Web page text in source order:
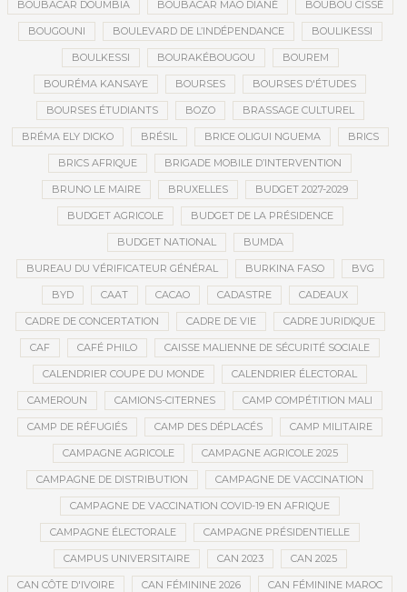
BOUBACAR DOUMBIA BOUBACAR MAO DIANÉ BOUBOU CISSÉ
BOUGOUNI BOULEVARD DE L’INDÉPENDANCE BOULIKESSI
BOULKESSI BOURAKÉBOUGOU BOUREM
BOURÉMA KANSAYE BOURSES BOURSES D'ÉTUDES
BOURSES ÉTUDIANTS BOZO BRASSAGE CULTUREL
BRÉMA ELY DICKO BRÉSIL BRICE OLIGUI NGUEMA BRICS
BRICS AFRIQUE BRIGADE MOBILE D’INTERVENTION
BRUNO LE MAIRE BRUXELLES BUDGET 2027-2029
BUDGET AGRICOLE BUDGET DE LA PRÉSIDENCE
BUDGET NATIONAL BUMDA
BUREAU DU VÉRIFICATEUR GÉNÉRAL BURKINA FASO BVG
BYD CAAT CACAO CADASTRE CADEAUX
CADRE DE CONCERTATION CADRE DE VIE CADRE JURIDIQUE
CAF CAFÉ PHILO CAISSE MALIENNE DE SÉCURITÉ SOCIALE
CALENDRIER COUPE DU MONDE CALENDRIER ÉLECTORAL
CAMEROUN CAMIONS-CITERNES CAMP COMPÉTITION MALI
CAMP DE RÉFUGIÉS CAMP DES DÉPLACÉS CAMP MILITAIRE
CAMPAGNE AGRICOLE CAMPAGNE AGRICOLE 2025
CAMPAGNE DE DISTRIBUTION CAMPAGNE DE VACCINATION
CAMPAGNE DE VACCINATION COVID-19 EN AFRIQUE
CAMPAGNE ÉLECTORALE CAMPAGNE PRÉSIDENTIELLE
CAMPUS UNIVERSITAIRE CAN 2023 CAN 2025
CAN CÔTE D'IVOIRE CAN FÉMININE 2026 CAN FÉMININE MAROC